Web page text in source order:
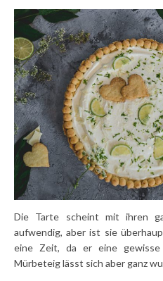
Die Tarte scheint mit ihren
aufwendig, aber ist sie
eine Zeit, da er eine
Mürbeteig lässt sich aber ganz